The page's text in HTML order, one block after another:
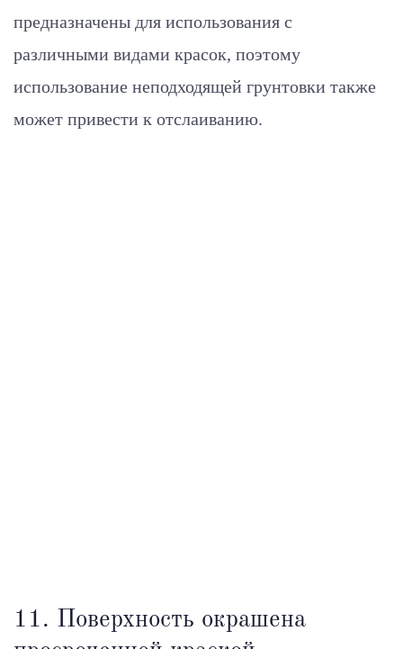
предназначены для использования с
различными видами красок, поэтому
использование неподходящей грунтовки также
может привести к отслаиванию.
11. Поверхность окрашена